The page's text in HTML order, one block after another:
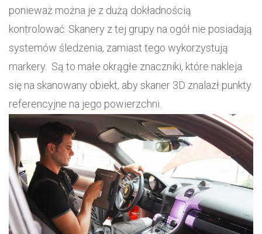
ponieważ można je z dużą dokładnością
kontrolować. Skanery z tej grupy na ogół nie posiadają
systemów śledzenia, zamiast tego wykorzystują
markery. Są to małe okrągłe znaczniki, które nakleja
się na skanowany obiekt, aby skaner 3D znalazł punkty
referencyjne na jego powierzchni.